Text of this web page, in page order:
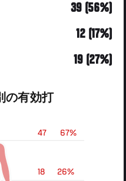
39 (56%)
12 (17%)
19 (27%)
の有効打
67%
47
26%
18